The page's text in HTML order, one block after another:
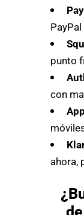
punto
con
ahora,